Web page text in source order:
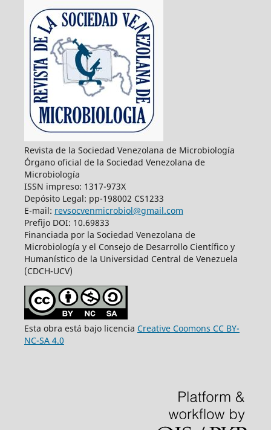
Revista de la Sociedad Venezolana de Microbiología
Órgano oficial de la Sociedad Venezolana de
Microbiología
ISSN impreso: 1317-973X
Depósito Legal: pp-198002 CS1233
E-mail: revsocvenmicrobiol@gmail.com
Prefijo DOI: 10.69833
Financiada por la Sociedad Venezolana de
Microbiología y el Consejo de Desarrollo Científico y
Humanístico de la Universidad Central de Venezuela
(CDCH-UCV)
Esta obra está bajo licencia Creative Coomons CC BY-
NC-SA 4.0